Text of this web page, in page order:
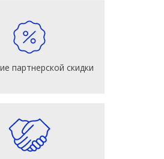
партнерской скидки